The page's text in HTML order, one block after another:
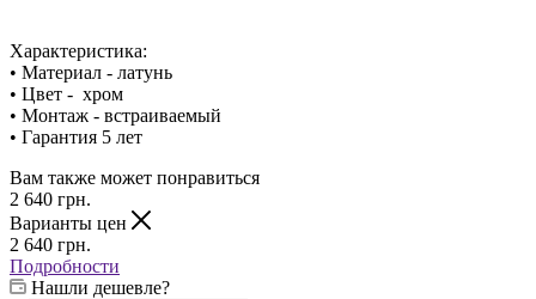
Характеристика:
• Материал - латунь
• Цвет - хром
• Монтаж - встраиваемый
• Гарантия 5 лет
Вам также может понравиться
2 640 грн.
Варианты цен
2 640 грн.
Подробности
Нашли дешевле?